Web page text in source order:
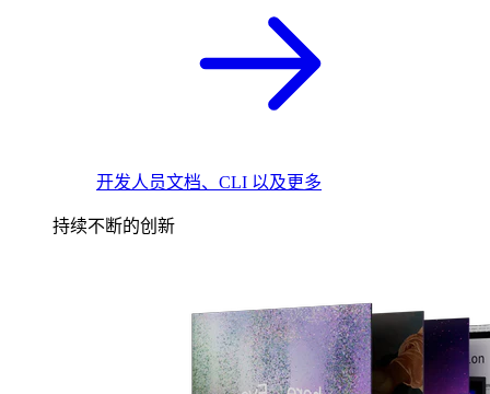
开发人员文档、CLI 以及更多
持续不断的创新